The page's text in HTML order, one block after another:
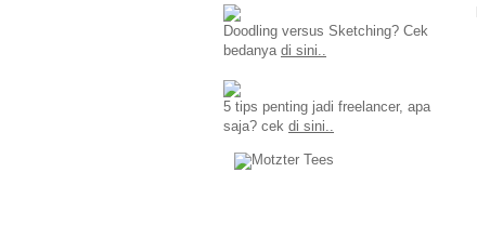
Doodling versus Sketching? Cek
bedanya di sini..
5 tips penting jadi freelancer, apa
saja? cek di sini..